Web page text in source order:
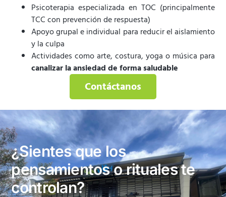
Psicoterapia especializada en TOC (principalmente
TCC con prevención de respuesta)
Apoyo grupal e individual para reducir el aislamiento
y la culpa
Actividades como arte, costura, yoga o música para
canalizar la ansiedad de forma saludable
Contáctanos
¿Sientes que los
pensamientos o rituales te
controlan?